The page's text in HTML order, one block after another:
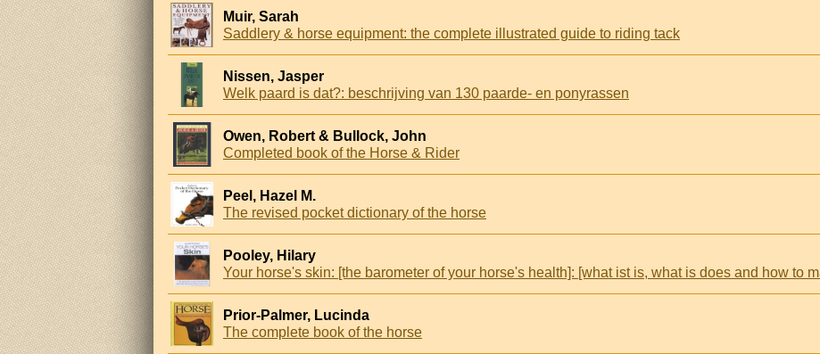
Muir, Sarah
Saddlery & horse equipment: the complete illustrated guide to riding tack
Nissen, Jasper
Welk paard is dat?: beschrijving van 130 paarde- en ponyrassen
Owen, Robert & Bullock, John
Completed book of the Horse & Rider
Peel, Hazel M.
The revised pocket dictionary of the horse
Pooley, Hilary
Prior-Palmer, Lucinda
The complete book of the horse